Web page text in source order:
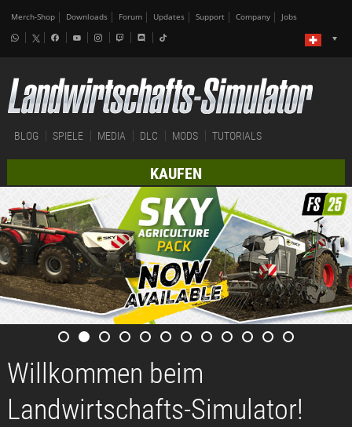
Merch-Shop Downloads Forum Updates Support Company Jobs
BLOG SPIELE MEDIA DLC MODS TUTORIALS
KAUFEN
Willkommen beim
Landwirtschafts-Simulator!